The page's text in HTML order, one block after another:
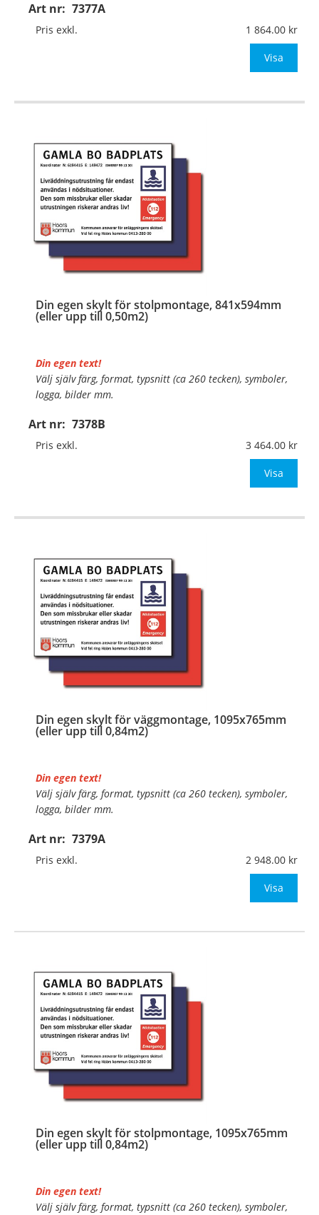
Art nr: 7377A
Material:Plan aluminium, 0,7mm (väggmontage)
Mått:841x594mm (eller annat mått upp till 0,50m²)
Pris exkl. 1 864.00
Visa
Din egen skylt för stolpmontage, 841x594mm
(eller upp till 0,50m2)
Art nr: 7378B
Din egen text!
Välj själv färg, format, typsnitt (ca 260 tecken), symboler,
logga, bilder mm.
Material:Kantvikt aluminium, 2mm (stolpmontage)
Mått:841x594mm (eller annat mått upp till 0,50m²)
Pris exkl. 3 464.00
Visa
Din egen skylt för väggmontage, 1095x765mm
(eller upp till 0,84m2)
Art nr: 7379A
Din egen text!
Välj själv färg, format, typsnitt (ca 260 tecken), symboler,
logga, bilder mm.
Material:Plan aluminium, 0,7mm (väggmontage)
Mått:1095x765mm (eller annat mått upp till 0,84m²)
Pris exkl. 2 948.00
Visa
Din egen skylt för stolpmontage, 1095x765mm
(eller upp till 0,84m2)
Din egen text!
Välj själv färg, format, typsnitt (ca 260 tecken), symboler,